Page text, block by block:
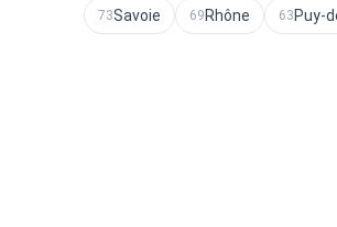
Puy-
63
Rhône
69
Savoie
73